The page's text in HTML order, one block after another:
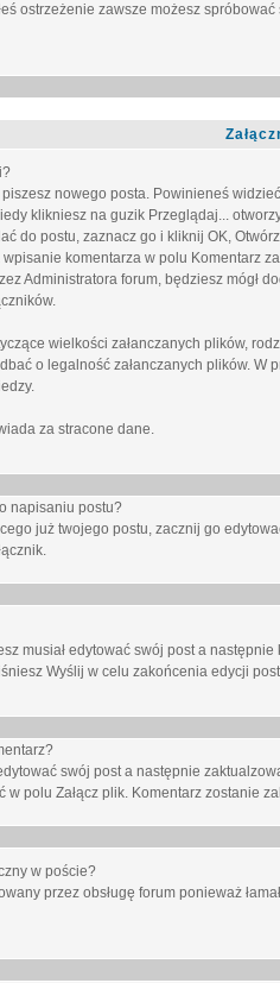
ostrzeżenie zawsze możesz
nowego posta. Powinieneś
klikniesz na guzik Przeglądaj...
do postu, zaznacz go i kliknij OK,
komentarza w polu Komentarz
Administratora forum, będziesz mógł
wielkości załanczanych plików,
o legalność załanczanych plików.
za stracone dane.
napisaniu postu?
już twojego postu, zacznij go
musiał edytować swój post a
Wyślij w celu zakońcenia edycji
swój post a następnie
w polu Załącz plik. Komentarz zostanie
w poście?
przez obsługę forum ponieważ